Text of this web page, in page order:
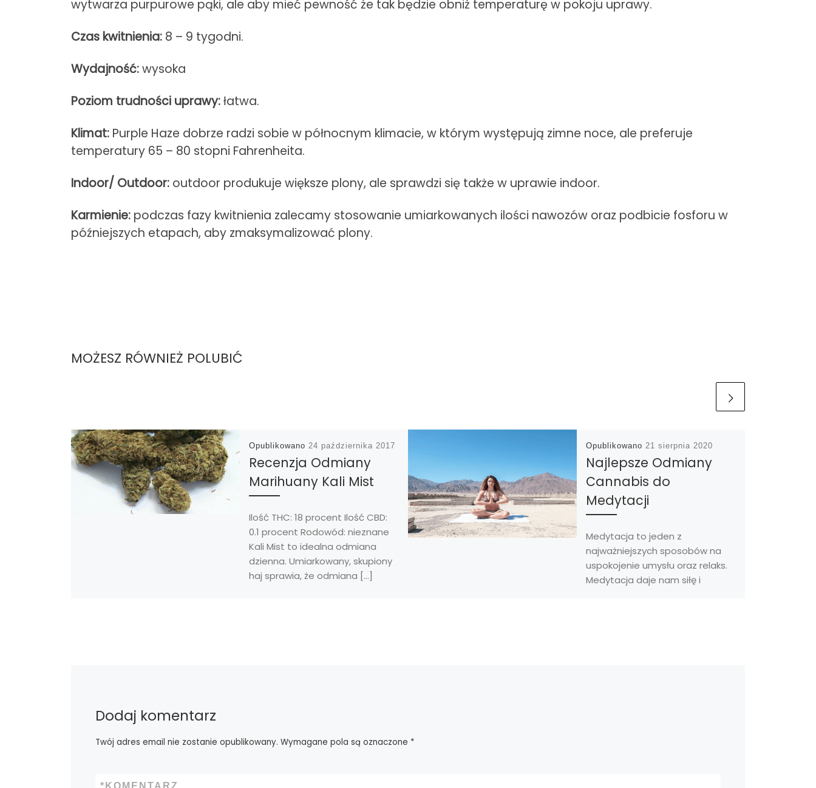
wytwarza purpurowe pąki, ale aby mieć pewność że tak będzie obniż temperaturę w pokoju uprawy.
Czas kwitnienia: 8 – 9 tygodni.
Wydajność:wysoka
Poziom trudności uprawy:łatwa.
Klimat: Purple Haze dobrze radzi sobie w północnym klimacie, w którym występują zimne noce, ale preferuje
temperatury 65 – 80 stopni Fahrenheita.
Indoor/ Outdoor: outdoor produkuje większe plony, ale sprawdzi się także w uprawie indoor.
Karmienie: podczas fazy kwitnienia zalecamy stosowanie umiarkowanych ilości nawozów oraz podbicie fosforu w
późniejszych etapach, aby zmaksymalizować plony.
MOŻESZ RÓWNIEŻ POLUBIĆ
Opublikowano 24 października 2017
Recenzja Odmiany
Marihuany Kali Mist
Ilość THC: 18 procent Ilość CBD:
0.1 procent Rodowód: nieznane
Kali Mist to idealna odmiana
dzienna. Umiarkowany, skupiony
haj sprawia, że odmiana […]
Opublikowano 21 sierpnia 2020
Najlepsze Odmiany
Cannabis do
Medytacji
Medytacja to jeden z
najważniejszych sposobów na
uspokojenie umysłu oraz relaks.
Medytacja daje nam siłę i
Dodaj komentarz
Twój adres email nie zostanie opublikowany. Wymagane pola są oznaczone *